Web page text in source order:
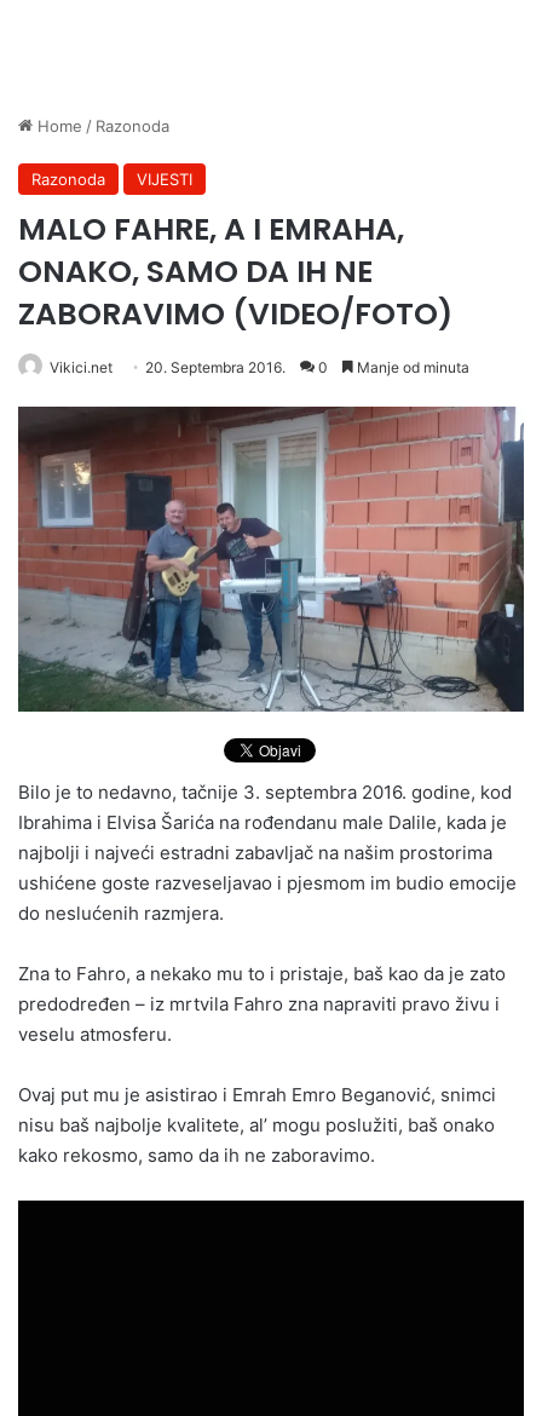
Home / Razonoda
Razonoda VIJESTI
MALO FAHRE, A I EMRAHA,
ONAKO, SAMO DA IH NE
ZABORAVIMO (VIDEO/FOTO)
Vikici.net 20. Septembra 2016. 0 Manje od minuta
Bilo je to nedavno, tačnije 3. septembra 2016. godine, kod
Ibrahima i Elvisa Šarića na rođendanu male Dalile, kada je
najbolji i najveći estradni zabavljač na našim prostorima
ushićene goste razveseljavao i pjesmom im budio emocije
do neslućenih razmjera.
Zna to Fahro, a nekako mu to i pristaje, baš kao da je zato
predodređen – iz mrtvila Fahro zna napraviti pravo živu i
veselu atmosferu.
Ovaj put mu je asistirao i Emrah Emro Beganović, snimci
nisu baš najbolje kvalitete, al’ mogu poslužiti, baš onako
kako rekosmo, samo da ih ne zaboravimo.